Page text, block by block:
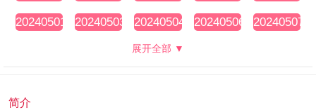
20240501
20240503
20240504
20240506
20240507
展开全部 ▼
简介